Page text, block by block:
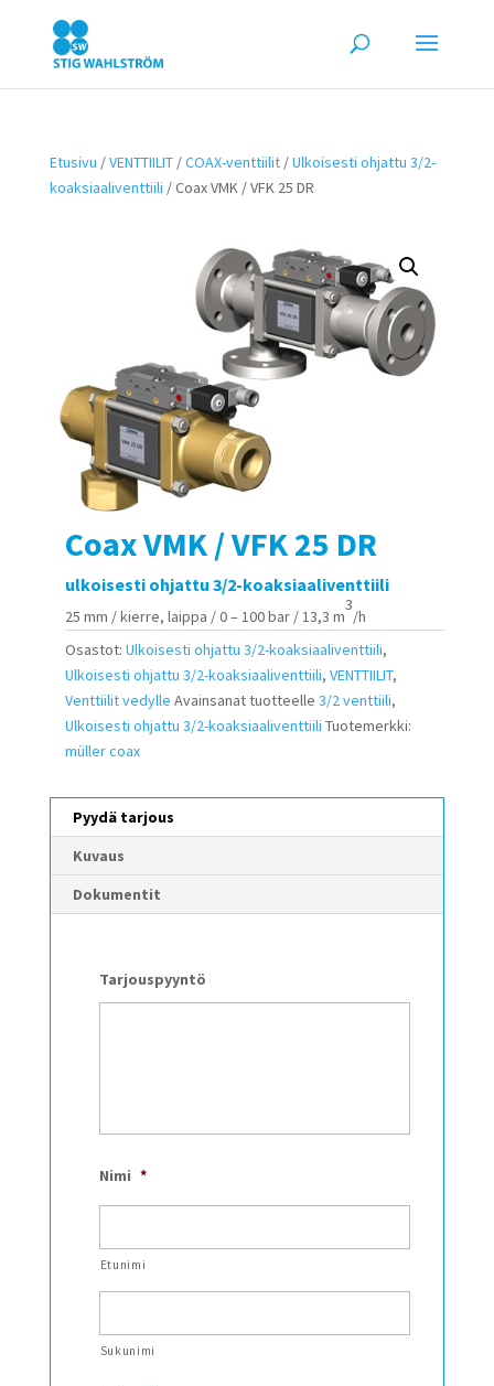
Etusivu /VENTTIILIT/COAX-venttiilit/Ulkoisesti ohjattu 3/2-
koaksiaaliventtiili / Coax VMK / VFK 25 DR
Coax VMK / VFK 25 DR
ulkoisesti ohjattu 3/2-koaksiaaliventtiili
25 mm / kierre, laippa / 0 – 100 bar / 13,3 m
3
/h
Osastot: Ulkoisesti ohjattu 3/2-koaksiaaliventtiili,
Ulkoisesti ohjattu 3/2-koaksiaaliventtiili, VENTTIILIT,
Venttiilit vedylle Avainsanat tuotteelle 3/2 venttiili,
Ulkoisesti ohjattu 3/2-koaksiaaliventtiili Tuotemerkki:
müller coax
Pyydä tarjous
Kuvaus
Dokumentit
Tarjouspyyntö
Nimi *
Etunimi
Sukunimi